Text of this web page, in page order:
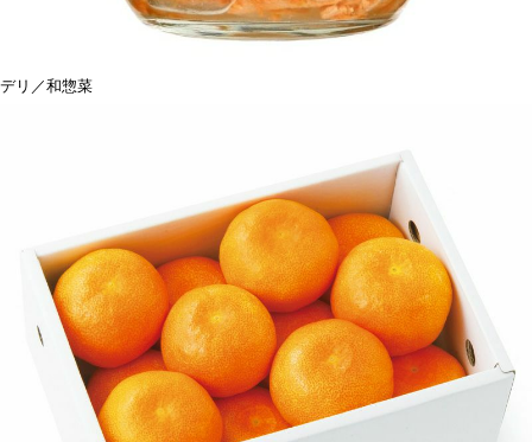
デリ／和惣菜